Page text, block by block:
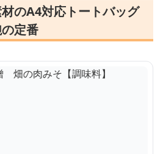
のA4対応トートバッグ
定番